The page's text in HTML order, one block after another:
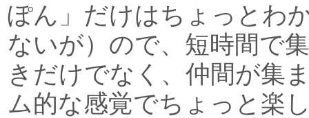
ぽん」だけはちょっとわ
ないが）ので、短時間で
きだけでなく、仲間が集
ム的な感覚でちょっと楽